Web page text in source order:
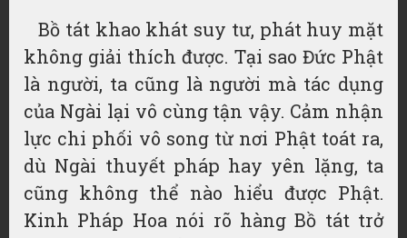
Bồ tát khao khát suy tư, phát huy mặt
không giải thích được. Tại sao Đức Phật
là người, ta cũng là người mà tác dụng
của Ngài lại vô cùng tận vậy. Cảm nhận
lực chi phối vô song từ nơi Phật toát ra,
dù Ngài thuyết pháp hay yên lặng, ta
cũng không thể nào hiểu được Phật.
Kinh Pháp Hoa nói rõ hàng Bồ tát trở